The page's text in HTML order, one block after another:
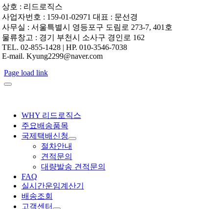
상호 : 리드로직스
사업자번호 : 159-01-02971 대표 : 문선경
사무실 : 서울특별시 영등포구 도림로 273-7, 401호
물류창고 : 경기 부천시 소사구 경인로 162
TEL. 02-855-1428 | HP. 010-3546-7038
E-mail. Kyung2299@naver.com
Page load link
WHY 리드로직스
주요배송품목
국제택배신청
절차안내
견적문의
대량발송 견적문의
FAQ
실시간운임계산기
배송조회
고객센터